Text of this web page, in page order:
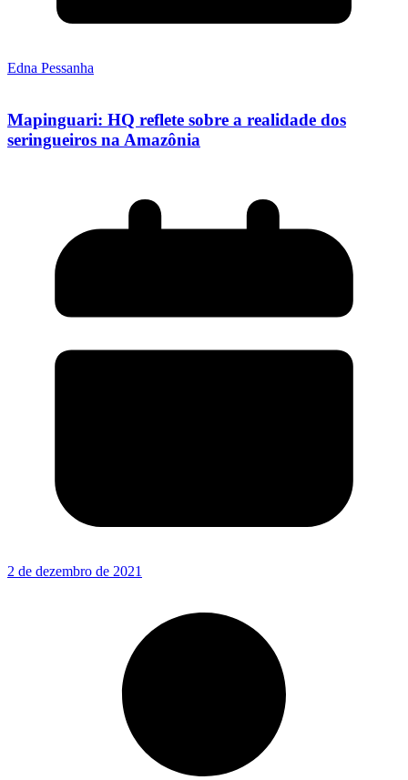
Edna Pessanha
Mapinguari: HQ reflete sobre a realidade dos
seringueiros na Amazônia
2 de dezembro de 2021